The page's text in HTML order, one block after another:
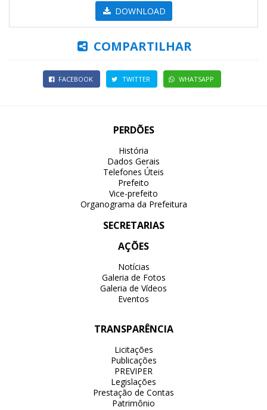
DOWNLOAD
COMPARTILHAR
FACEBOOK TWITTER WHATSAPP
PERDÕES
História
Dados Gerais
Telefones Úteis
Prefeito
Vice-prefeito
Organograma da Prefeitura
SECRETARIAS
AÇÕES
Notícias
Galeria de Fotos
Galeria de Vídeos
Eventos
TRANSPARÊNCIA
Licitações
Publicações
PREVIPER
Legislações
Prestação de Contas
Patrimônio